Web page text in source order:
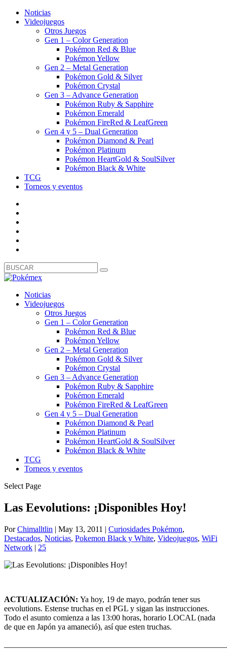
Noticias
Videojuegos
Otros Juegos
Gen 1 – Color Generation
Pokémon Red & Blue
Pokémon Yellow
Gen 2 – Metal Generation
Pokémon Gold & Silver
Pokémon Crystal
Gen 3 – Advance Generation
Pokémon Ruby & Sapphire
Pokémon Emerald
Pokémon FireRed & LeafGreen
Gen 4 y 5 – Dual Generation
Pokémon Diamond & Pearl
Pokémon Platinum
Pokémon HeartGold & SoulSilver
Pokémon Black & White
TCG
Torneos y eventos
Noticias
Videojuegos
Otros Juegos
Gen 1 – Color Generation
Pokémon Red & Blue
Pokémon Yellow
Gen 2 – Metal Generation
Pokémon Gold & Silver
Pokémon Crystal
Gen 3 – Advance Generation
Pokémon Ruby & Sapphire
Pokémon Emerald
Pokémon FireRed & LeafGreen
Gen 4 y 5 – Dual Generation
Pokémon Diamond & Pearl
Pokémon Platinum
Pokémon HeartGold & SoulSilver
Pokémon Black & White
TCG
Torneos y eventos
Select Page
Las Eevolutions: ¡Disponibles Hoy!
PorChimalltlin | May 13, 2011 | Curiosidades Pokémon,
Destacados, Noticias, Pokemon Black y White, Videojuegos, WiFi
Network | 25
ACTUALIZACIÓN: Ya hoy, 19 de mayo, podrán tener sus
eevolutions. Estense truchas en el PGL y sigan las instrucciones.
Todo el asunto comienza a las 13:00 horas, horario LOCAL (nada
de que en Japón ya amaneció), así que esten truchas.